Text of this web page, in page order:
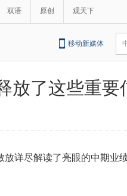
双语 原创 观天下
移动新媒体
放了这些重要
详尽解读了亮眼的中期业